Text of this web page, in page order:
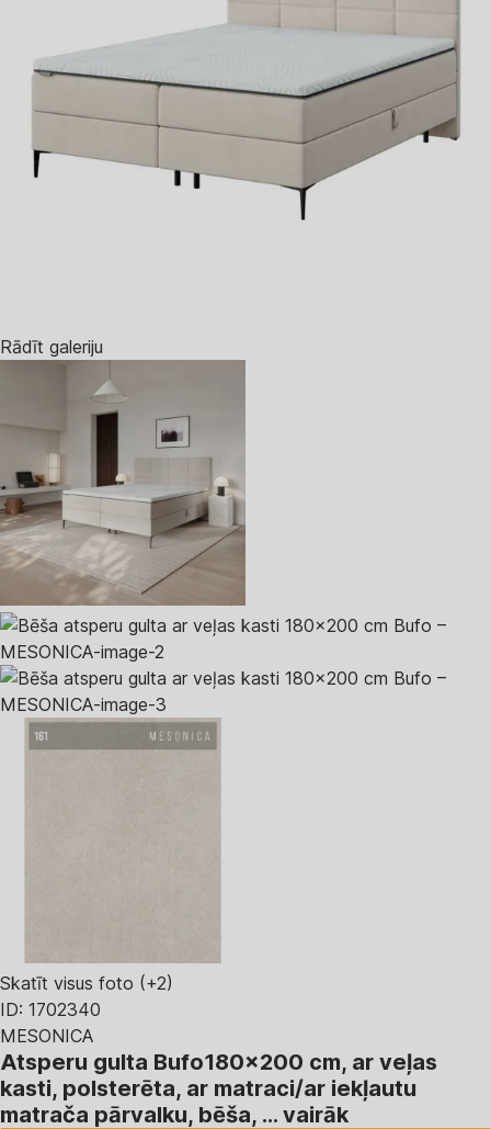
Rādīt galeriju
Skatīt visus foto (+2)
ID: 1702340
MESONICA
Atsperu gulta Bufo180x200 cm, ar veļas
kasti, polsterēta, ar matraci/ar iekļautu
matrača pārvalku, bēša, … vairāk